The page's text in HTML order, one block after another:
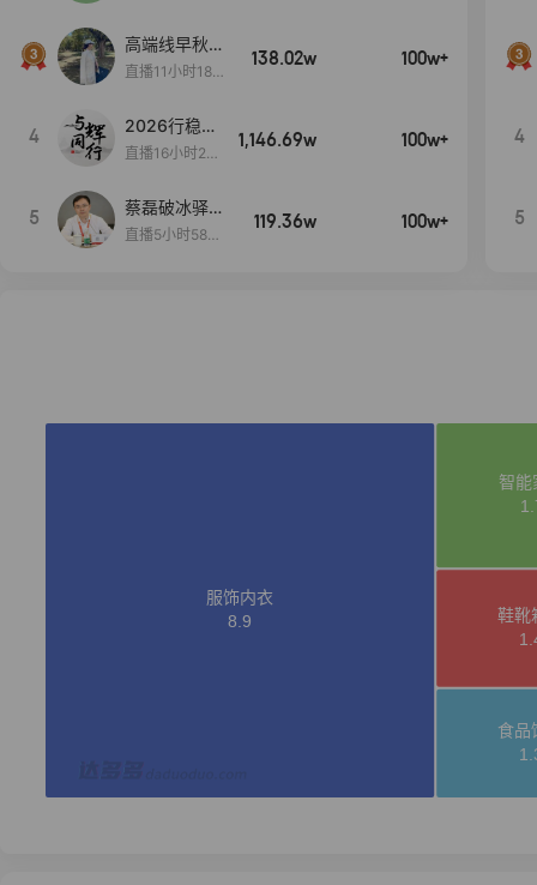
高端线早秋现
货首发
直播11小时18分
138.02w 100w+
4
2026行稳致
远
直播16小时20
1,146.69w 100w+
5
蔡磊破冰驿站
直播间好物分
直播5小时58分
119.36w 100w+
4
5